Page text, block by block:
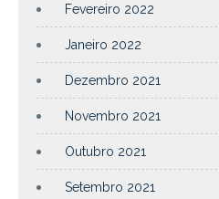
Fevereiro 2022
Janeiro 2022
Dezembro 2021
Novembro 2021
Outubro 2021
Setembro 2021